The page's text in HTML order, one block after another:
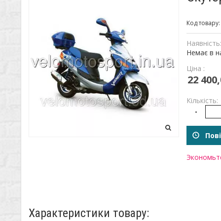
Код товару:
Наявність:
Немає в
Ціна :
22
Кількість:
-
Характеристики товару: